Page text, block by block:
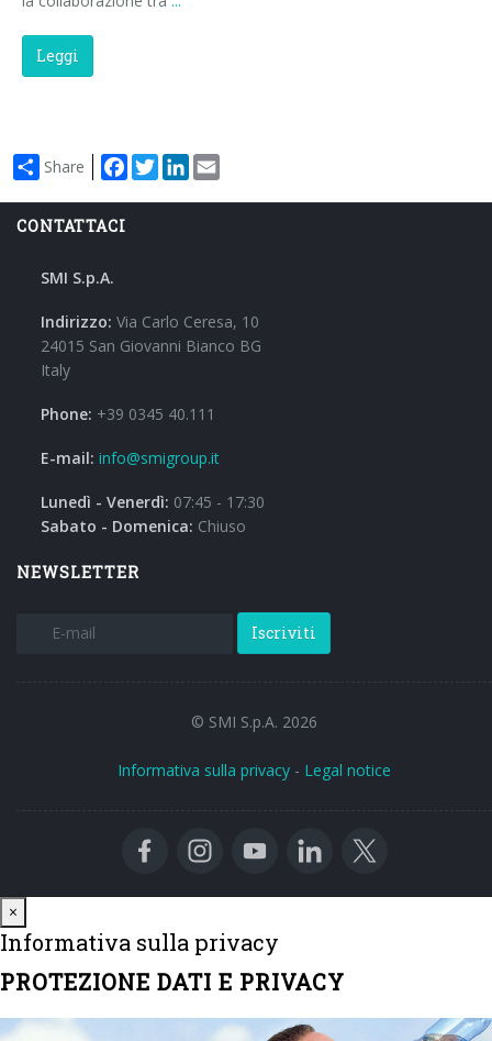
Leggi
Share Facebook
TwitterLinkedIn
CONTATTACI
SMI S.p.A.
Indirizzo: Via Carlo Ceresa, 10
24015 San Giovanni Bianco BG
Italy
Phone: +39 0345 40.111
E-mail: info@smigroup.it
Lunedì - Venerdì: 07:45 - 17:30
Sabato - Domenica: Chiuso
NEWSLETTER
Iscriviti
© SMI S.p.A. 2026
Informativa sulla privacy - Legal notice
×
Informativa sulla privacy
PROTEZIONE DATI E PRIVACY